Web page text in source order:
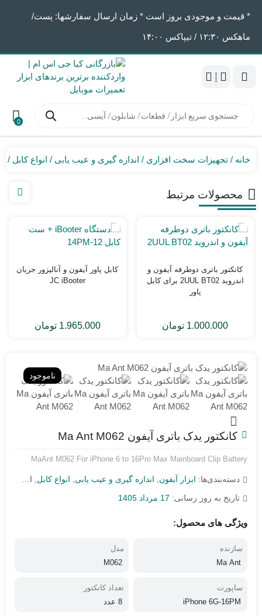
* قیمت و موجودی بروز است * زمان ارسال سفارشها: پست/
ماهکس ١٢:٣٠ / تیپاکس ١۴:٠٠
محصولات
0
خانه تجهیزات سخت افزاری اندازه گیری و عیب یابی انواع کابل
محصولات مرتبط
کانکتور باتری دوطرفه آیفون و
اندروید 2UUL BT02 برای کابل
پاور
1.000.000 تومان
کابل پاور آیفون و آنالیزور جریان
JC iBooter
1.965.000 تومان
ناموجود
کانکتور یدک باتری آیفون Ma Ant M062
MaAnt M062 For iPhone 6 to 16Pro Max Mainboard Clip Battery
دسته‌بندی‌ها: ابزار آیفون اندازه گیری و عیب یابی انواع کابل
انواع کابل iPhone
تاریخ به روز رسانی: 17 مرداد 1405
ویژگی های محصول:
سازنده
Ma Ant
مدل
M062
ساپورت
iPhone 6G-16PM
تعداد کانکتور
8 عدد